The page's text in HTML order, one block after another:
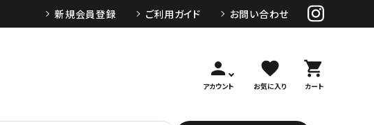
新規会員登録 ご利用ガイド お問い合わせ
person
アカウント
favorite
お気に入り
shopping_cart
カート